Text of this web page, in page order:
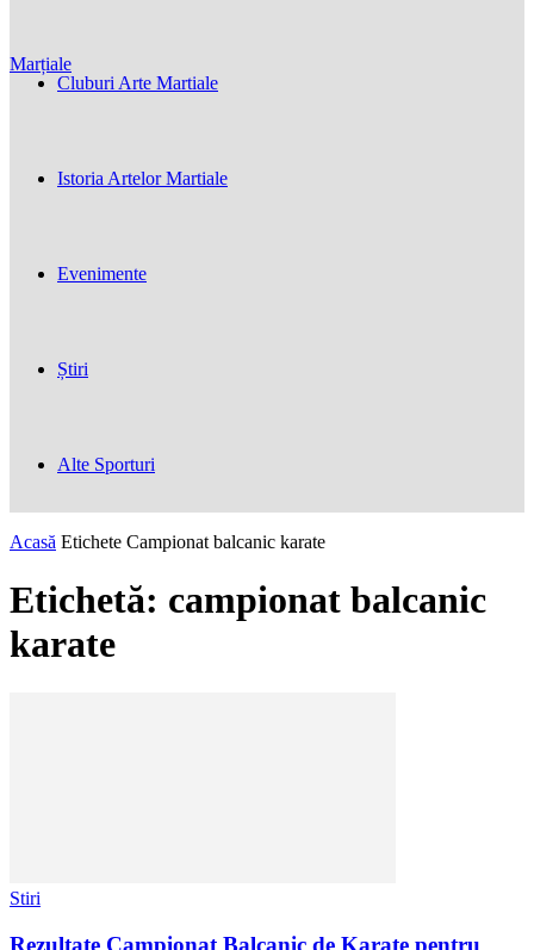
Marțiale
Cluburi Arte Martiale
Istoria Artelor Martiale
Evenimente
Știri
Alte Sporturi
Acasă Etichete Campionat balcanic karate
Etichetă: campionat balcanic
karate
Stiri
Rezultate Campionat Balcanic de Karate pentru